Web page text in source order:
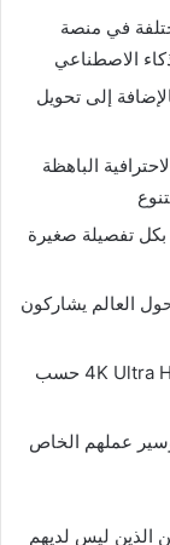
أداة مختلفة في منصة
الاصطناعي
إلى تحويل
الباهظة
تفصيلة صغيرة
العالم يشاركون
من SD إلى 4K Ultra HD حسب
عملهم الخاص
الذين ليس لديهم